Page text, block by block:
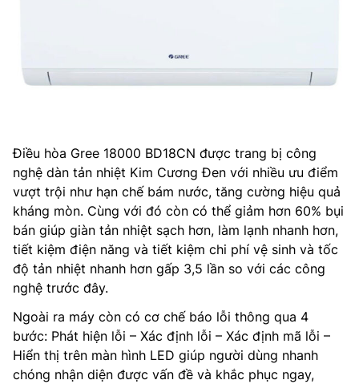
Điều hòa Gree 18000 BD18CN được trang bị công
nghệ dàn tản nhiệt Kim Cương Đen với nhiều ưu điểm
vượt trội như hạn chế bám nước, tăng cường hiệu quả
kháng mòn. Cùng với đó còn có thể giảm hơn 60% bụi
bán giúp giàn tản nhiệt sạch hơn, làm lạnh nhanh hơn,
tiết kiệm điện năng và tiết kiệm chi phí vệ sinh và tốc
độ tản nhiệt nhanh hơn gấp 3,5 lần so với các công
nghệ trước đây.
Ngoài ra máy còn có cơ chế báo lỗi thông qua 4
bước: Phát hiện lỗi – Xác định lỗi – Xác định mã lỗi –
Hiển thị trên màn hình LED giúp người dùng nhanh
chóng nhận diện được vấn đề và khắc phục ngay,